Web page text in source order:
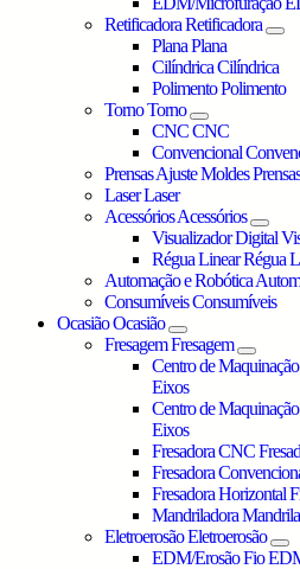
RetificadoraRetificadora
PlanaPlana
CilíndricaCilíndrica
PolimentoPolimento
TornoTorno
CNCCNC
Convencional
Prensas Ajuste Moldes
LaserLaser
AcessóriosAcessórios
Visualizador Digital
Régua LinearRégua
Automação e Robótica
ConsumíveisConsumíveis
OcasiãoOcasião
FresagemFresagem
Centro de
Eixos
Centro de
Eixos
Fresadora CNC
Fresadora
Fresadora Horizontal
Mandriladora
EletroerosãoEletroerosão
EDM/Erosão Fio